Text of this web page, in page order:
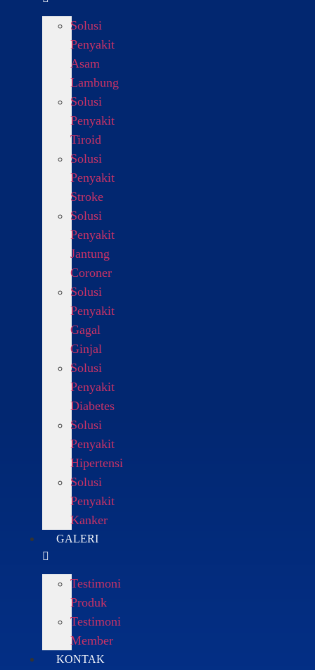
Solusi
Penyakit
Asam
Lambung
Solusi
Penyakit
Tiroid
Solusi
Penyakit
Stroke
Solusi
Penyakit
Jantung
Coroner
Solusi
Penyakit
Gagal
Ginjal
Solusi
Penyakit
Diabetes
Solusi
Penyakit
Hipertensi
Solusi
Penyakit
Kanker
GALERI
Testimoni
Produk
Testimoni
Member
KONTAK